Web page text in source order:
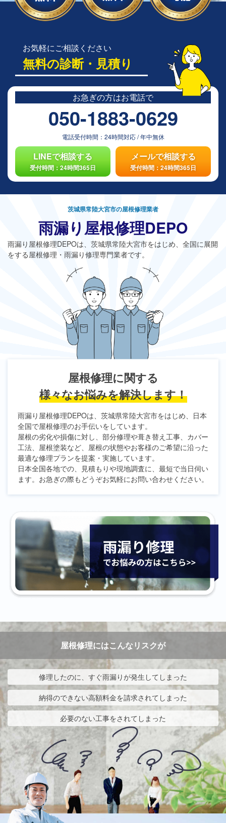
お気軽にご相談ください
無料の診断・見積り
お急ぎの方はお電話で
050-1883-0629
電話受付時間： 24時間対応/年中無休
LINEで相談する
受付時間：24時間365日
メールで相談する
受付時間：24時間365日
茨城県常陸大宮市の屋根修理業者
雨漏り屋根修理DEPO
雨漏り屋根修理DEPOは、茨城県常陸大宮市をはじめ、全国に展開
をする屋根修理・雨漏り修理専門業者です。
屋根修理に関する
様々なお悩みを解決します！
雨漏り屋根修理DEPOは、茨城県常陸大宮市をはじめ、日本
全国で屋根修理のお手伝いをしています。
屋根の劣化や損傷に対し、部分修理や葺き替え工事、カバー
工法、屋根塗装など、屋根の状態やお客様のご希望に沿った
最適な修理プランを提案・実施しています。
日本全国各地での、見積もりや現地調査に、最短で当日伺い
ます。お急ぎの際もどうぞお気軽にお問い合わせください。
屋根修理にはこんなリスクが
修理したのに、すぐ雨漏りが発生してしまった
納得のできない高額料金を請求されてしまった
必要のない工事をされてしまった